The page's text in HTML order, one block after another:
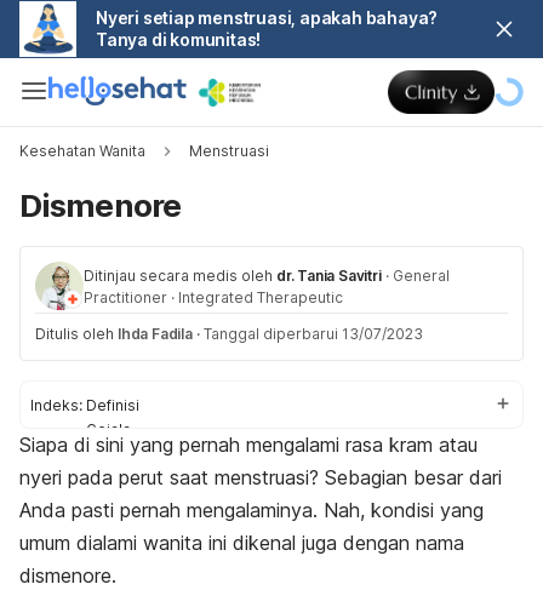
Nyeri setiap menstruasi, apakah bahaya?
Tanya di komunitas!
Kesehatan Wanita Menstruasi
Dismenore
Ditinjau secara medis oleh dr. Tania Savitri · General
Practitioner · Integrated Therapeutic
Ditulis oleh Ihda Fadila · Tanggal diperbarui 13/07/2023
Indeks: Definisi
Gejala
Penyebab
Faktor risiko
Diagnosis
Pengobatan
Pengobatan di rumah
Siapa di sini yang pernah mengalami rasa kram atau
nyeri pada perut saat menstruasi? Sebagian besar dari
Anda pasti pernah mengalaminya. Nah, kondisi yang
umum dialami wanita ini dikenal juga dengan nama
dismenore.